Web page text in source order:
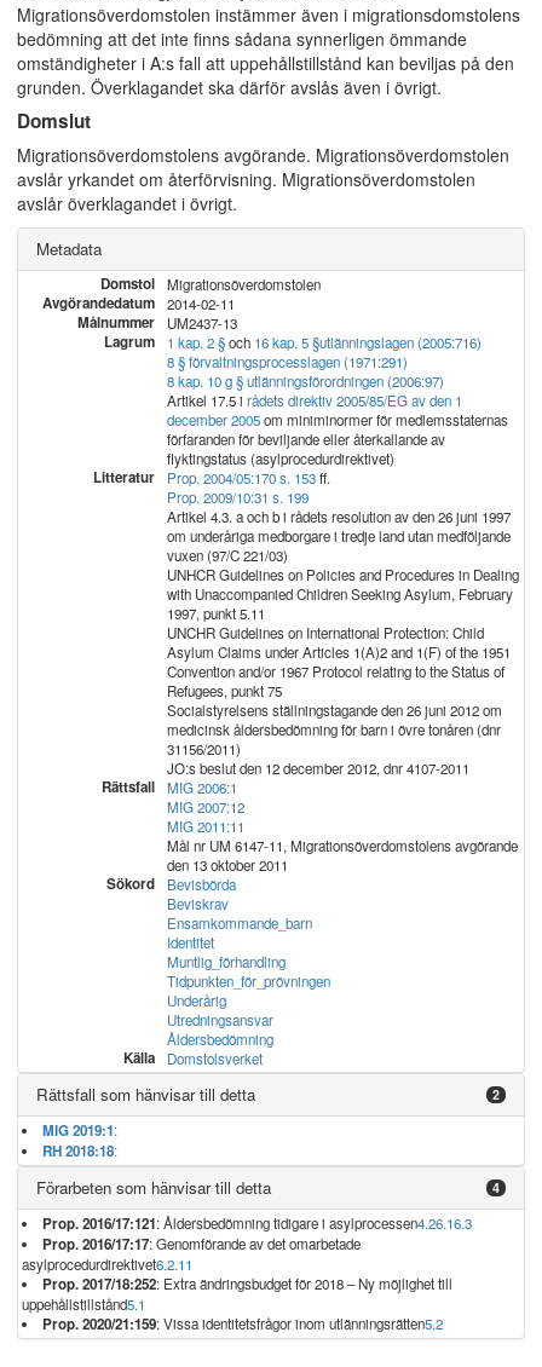
Migrationsöverdomstolen instämmer även i migrationsdomstolens
bedömning att det inte finns sådana synnerligen ömmande
omständigheter i A:s fall att uppehållstillstånd kan beviljas på den
grunden. Överklagandet ska därför avslås även i övrigt.
Domslut
Migrationsöverdomstolens avgörande. Migrationsöverdomstolen
avslår yrkandet om återförvisning. Migrationsöverdomstolen
avslår överklagandet i övrigt.
Metadata
Domstol Migrationsöverdomstolen
Avgörandedatum 2014-02-11
Målnummer UM2437-13
Lagrum 1 kap. 2 §och 16 kap. 5 §utlänningslagen (2005:716)
8 § förvaltningsprocesslagen (1971:291)
8 kap. 10 g § utlänningsförordningen (2006:97)
Artikel 17.5 i rådets direktiv 2005/85/EG av den 1
december 2005om miniminormer för medlemsstaternas
förfaranden för beviljande eller återkallande av
flyktingstatus (asylprocedurdirektivet)
Litteratur Prop. 2004/05:170 s. 153ff.
Prop. 2009/10:31 s. 199
Artikel 4.3. a och b i rådets resolution av den 26 juni 1997
om underåriga medborgare i tredje land utan medföljande
vuxen (97/C 221/03)
UNHCR Guidelines on Policies and Procedures in Dealing
with Unaccompanied Children Seeking Asylum, February
1997, punkt 5.11
UNCHR Guidelines on International Protection: Child
Asylum Claims under Articles 1(A)2 and 1(F) of the 1951
Convention and/or 1967 Protocol relating to the Status of
Refugees, punkt 75
Socialstyrelsens ställningstagande den 26 juni 2012 om
medicinsk åldersbedömning för barn i övre tonåren (dnr
31156/2011)
JO:s beslut den 12 december 2012, dnr 4107-2011
Rättsfall
MIG 2006:1
MIG 2007:12
MIG 2011:11
Mål nr UM 6147-11, Migrationsöverdomstolens avgörande
den 13 oktober 2011
Sökord
Bevisbörda
Beviskrav
Ensamkommande_barn
Identitet
Muntlig_förhandling
Tidpunkten_för_prövningen
Underårig
Utredningsansvar
Åldersbedömning
Källa Domstolsverket
Rättsfall som hänvisar till detta 2
MIG 2019:1:
RH 2018:18:
Förarbeten som hänvisar till detta 4
Prop. 2016/17:121: Åldersbedömning tidigare i asylprocessen4.26.16.3
Prop. 2016/17:17: Genomförande av det omarbetade
asylprocedurdirektivet6.2.11
Prop. 2017/18:252: Extra ändringsbudget för 2018 – Ny möjlighet till
uppehållstillstånd5.1
Prop. 2020/21:159: Vissa identitetsfrågor inom utlänningsrätten5.2